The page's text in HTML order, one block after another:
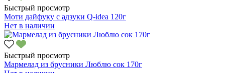
Быстрый просмотр
Моти дайфуку с адзуки Q-idea 120г
Нет в наличии
Быстрый просмотр
Мармелад из брусники Люблю сок 170г